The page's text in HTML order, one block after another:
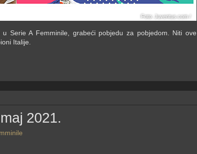
Foto: Juventus.com /
Serie A Femminile, grabeći pobjedu za pobjedom. Niti ove
Italije.
2021.